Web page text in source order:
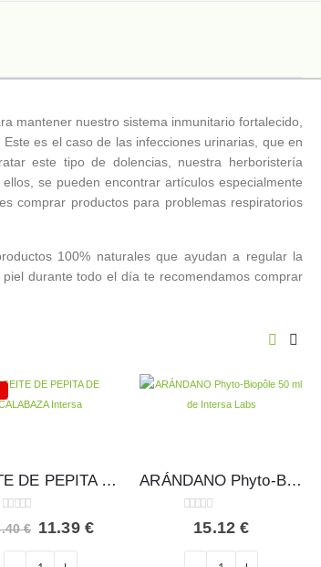
mantener nuestro sistema inmunitario fortalecido,
es el caso de las infecciones urinarias, que en
este tipo de dolencias, nuestra herboristería
se pueden encontrar artículos especialmente
comprar productos para problemas respiratorios
100% naturales que ayudan a regular la
durante todo el día te recomendamos comprar
ACEITE DE PEPITA DE CALABAZA Intersa
out of 5
€ El
original
11.39 €El
ARÁNDANO Phyto-Biopôle 50 ml – Intersa Labs
out of 5
15.12 €